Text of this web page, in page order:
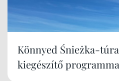
Könnyed Śnieżka-
kiegészítő